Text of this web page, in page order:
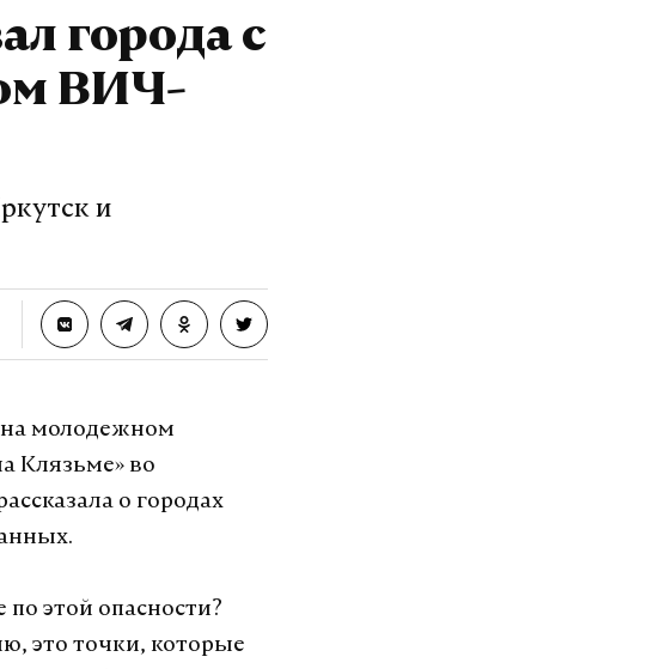
города с
ВИЧ-
и
на молодежном
Клязьме» во
о городах
по этой опасности?
это точки, которые